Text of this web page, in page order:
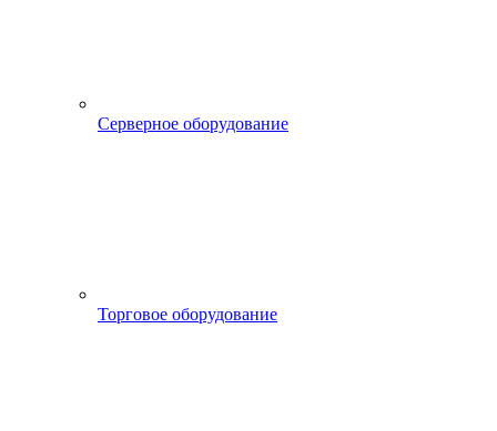
Серверное оборудование
Торговое оборудование